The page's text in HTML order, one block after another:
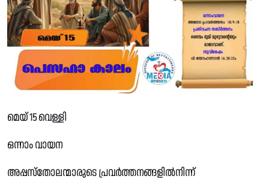
മെയ് 15 വെള്ളി
ഒന്നാം വായന
അപ്പസ്തോലന്മാരുടെ പ്രവർത്തനങ്ങളിൽനിന്ന്